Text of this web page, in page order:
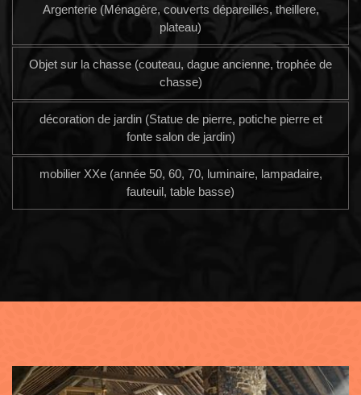
Argenterie (Ménagère, couverts dépareillés, theillere,
plateau)
Objet sur la chasse (couteau, dague ancienne, trophée de
chasse)
décoration de jardin (Statue de pierre, potiche pierre et
fonte salon de jardin)
mobilier XXe (année 50, 60, 70, luminaire, lampadaire,
fauteuil, table basse)